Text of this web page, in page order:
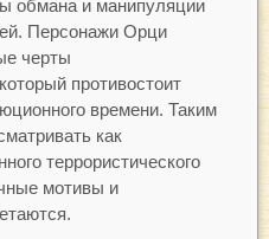
обмана и манипуляции
Персонажи Орци
черты
противостоит
времени. Таким
как
террористического
мотивы и